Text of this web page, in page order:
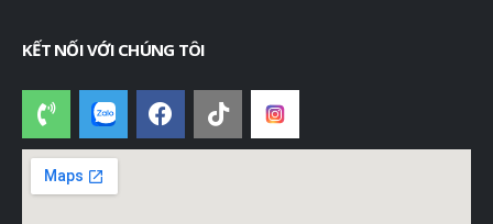
KẾT NỐI VỚI CHÚNG TÔI